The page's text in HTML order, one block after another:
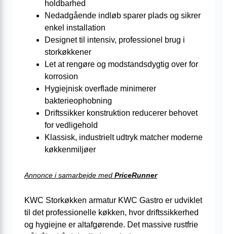
holdbarhed
Nedadgående indløb sparer plads og sikrer
enkel installation
Designet til intensiv, professionel brug i
storkøkkener
Let at rengøre og modstandsdygtig over for
korrosion
Hygiejnisk overflade minimerer
bakterieophobning
Driftssikker konstruktion reducerer behovet
for vedligehold
Klassisk, industrielt udtryk matcher moderne
køkkenmiljøer
Annonce i samarbejde med PriceRunner
KWC Storkøkken armatur KWC Gastro er udviklet
til det professionelle køkken, hvor driftssikkerhed
og hygiejne er altafgørende. Det massive rustfrie